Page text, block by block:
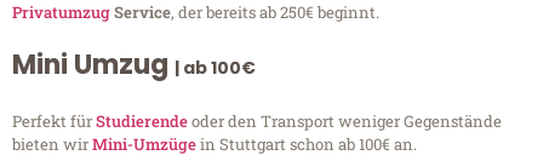
PrivatumzugService, der bereits ab 250€ beginnt.
Mini Umzug | ab 100€
Perfekt fürStudierendeoder den Transport weniger Gegenstände
bieten wirMini-Umzügein Stuttgart schon ab 100€ an.